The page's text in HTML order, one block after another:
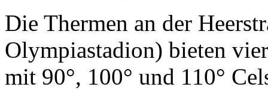
Die Thermen an der
Olympiastadion) bieten
mit 90°, 100° und 110°